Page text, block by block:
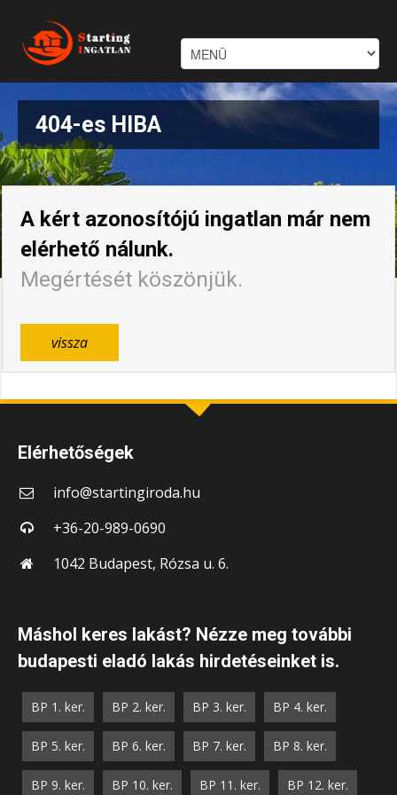
404-es HIBA
A kért azonosítójú ingatlan már nem
elérhető nálunk.
Megértését köszönjük.
vissza
Elérhetőségek
info@startingiroda.hu
+36-20-989-0690
1042 Budapest, Rózsa u. 6.
Máshol keres lakást? Nézze meg további
budapesti eladó lakás hirdetéseinket is.
BP 1. ker. BP 2. ker. BP 3. ker. BP 4. ker.
BP 5. ker. BP 6. ker. BP 7. ker. BP 8. ker.
BP 9. ker. BP 10. ker. BP 11. ker. BP 12. ker.